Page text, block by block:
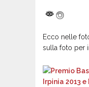
Ecco nelle
sulla foto per